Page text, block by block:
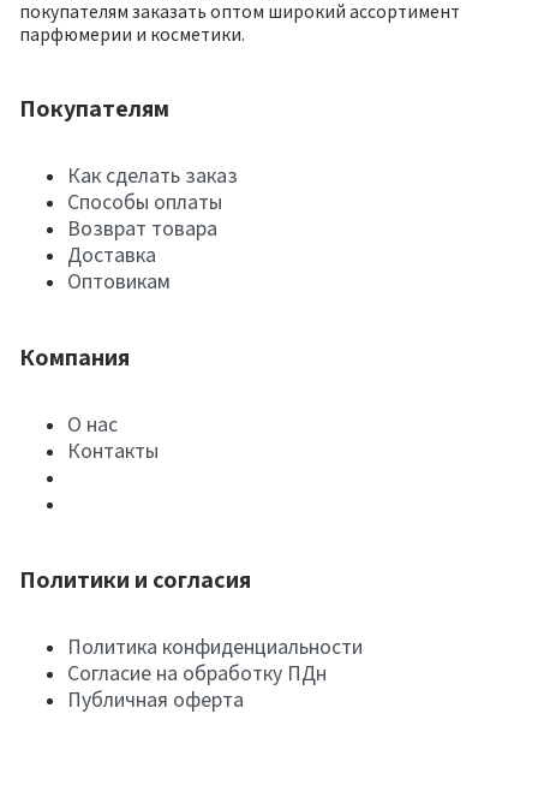
покупателям заказать оптом широкий ассортимент
парфюмерии и косметики.
Покупателям
Как сделать заказ
Способы оплаты
Возврат товара
Доставка
Оптовикам
Компания
О нас
Контакты
Политики и согласия
Политика конфиденциальности
Согласие на обработку ПДн
Публичная оферта